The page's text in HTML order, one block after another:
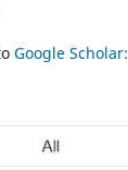
Google Scholar: